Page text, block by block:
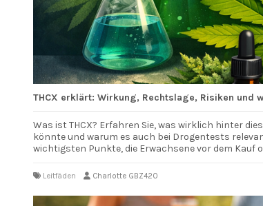
THCX erklärt: Wirkung, Rechtslage, Risiken und
Was ist THCX? Erfahren Sie, was wirklich hinter
könnte und warum es auch bei Drogentests
wichtigsten Punkte, die Erwachsene vor dem Kauf
Leitfäden Charlotte GBZ420